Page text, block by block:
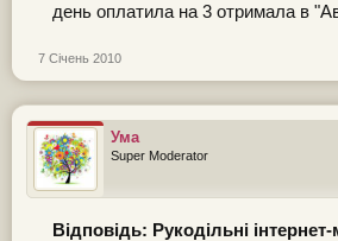
день оплатила на 3 отримала в
7 Січень 2010
Ума
Super Moderator
Відповідь: Рукодільні